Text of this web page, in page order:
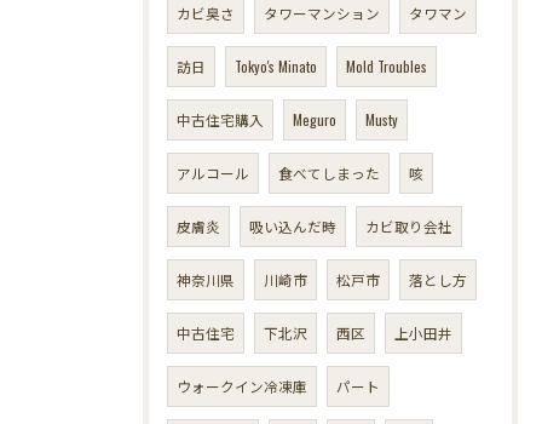
カビ臭さ タワーマンション タワマン
訪日 Tokyo's Minato Mold Troubles
中古住宅購入 Meguro Musty
アルコール 食べてしまった 咳
皮膚炎 吸い込んだ時 カビ取り会社
神奈川県 川崎市 松戸市 落とし方
中古住宅 下北沢 西区 上小田井
ウォークイン冷凍庫 パート